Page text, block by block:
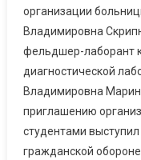
организации
Владимировна
фельдшер-лаборант
диагностической
Владимировна
приглашению
студентами
гражданской